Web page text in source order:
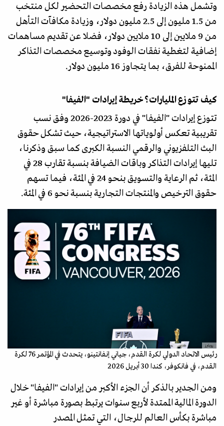
وتشمل هذه الزيادة رفع مخصصات التحضير لكل منتخب
من 1.5 مليون إلى 2.5 مليون دولار، وزيادة مكافآت التأهل
من 9 ملايين إلى 10 ملايين دولار، فضلا عن تقديم مساهمات
إضافية لتغطية نفقات الوفود وتوسيع مخصصات التذاكر
الممنوحة للفرق، بما يتجاوز 16 مليون دولار.
كيف تتوزع المليارات؟ خريطة إيرادات "الفيفا"
تتوزع إيرادات "الفيفا" في دورة 2023-2026 وفق نسب
تقريبية تعكس أولوياتها الاستراتيجية، حيث تشكل حقوق
البث التلفزيوني والرقمي النسبة الكبرى كما سبق وذكرنا،
تليها إيرادات التذاكر وباقات الضيافة بنسبة تقارب 28 في
المئة، ثم الرعاية والتسويق بنحو 24 في المئة، فيما تسهم
حقوق الترخيص والمنتجات التجارية بنسبة نحو 6 في المئة.
رويترز
رئيس الاتحاد الدولي لكرة القدم، جياني إنفانتينو، يتحدث في المؤتمر 76 لكرة
القدم، في فانكوفر، كندا 30 أبريل 2026
ومن الجدير بالذكر أن الجزء الأكبر من إيرادات "الفيفا" خلال
الدورة المالية الممتدة لأربع سنوات يرتبط بصورة مباشرة أو غير
مباشرة بكأس العالم للرجال، التي تمثل المصدر